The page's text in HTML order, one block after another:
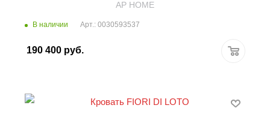
AP HOME
В наличии Арт.: 0030593537
190 400 руб.